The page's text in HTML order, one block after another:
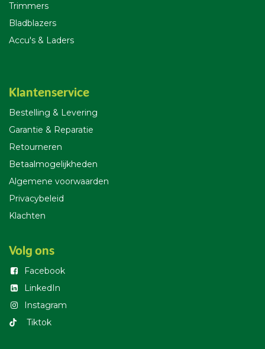
Trimmers
Bladblazers
Accu's & Laders
Klantenservice
Bestelling & Levering
Garantie & Reparatie
Retourneren
Betaalmogelijkheden
Algemene voorwaarden
Privacybeleid
Klachten
Volg ons
Facebook
LinkedIn
Instagram
T​iktok